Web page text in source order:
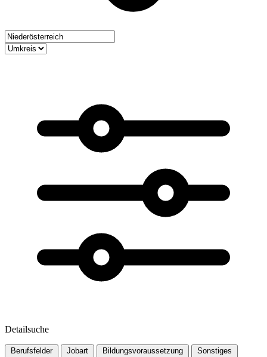
Detailsuche
Berufsfelder Jobart Bildungsvoraussetzung Sonstiges